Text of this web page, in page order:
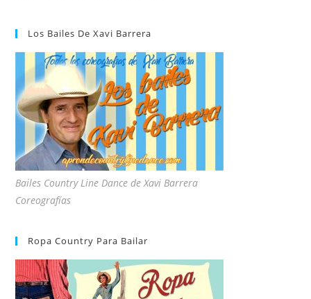
Los Bailes De Xavi Barrera
Bailes Country Line Dance de Xavi Barrera
Coreografías
Ropa Country Para Bailar